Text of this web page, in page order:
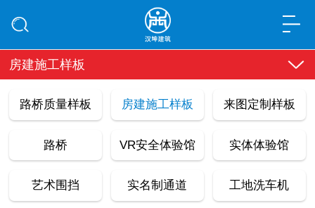
房建施工样板
路桥质量样板 房建施工样板 来图定制样板
路桥 VR安全体验馆 实体体验馆
艺术围挡 实名制通道 工地洗车机